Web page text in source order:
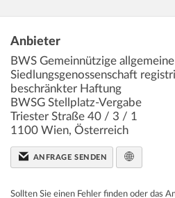
Informationen zur Anmietung
Infrastruktur / Entfernungen
Gesundheit
Arzt
Anbieter
BWS Gemeinnützige
Siedlungsgenossenschaft
beschränkter Haftung
BWSG Stellplatz-Vergabe
Triester Straße 40 / 3 / 1
1100 Wien, Österreich
ANFRAGE SENDEN
Sollten Sie einen Fehler finden oder das